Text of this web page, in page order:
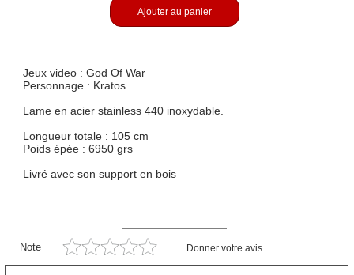
Ajouter au panier
Jeux video : God Of War
Personnage : Kratos
Lame en acier stainless 440 inoxydable.
Longueur totale : 105 cm
Poids épée : 6950 grs
Livré avec son support en bois
Note Donner votre avis